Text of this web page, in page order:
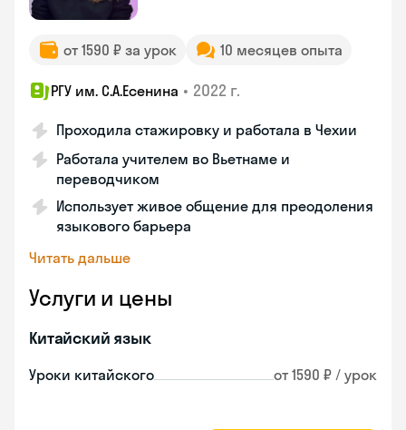
от 1590 ₽ за урок 10 месяцев опыта
РГУ им. С.А.Есенина • 2022 г.
Проходила стажировку и работала в Чехии
Работала учителем во Вьетнаме и
переводчиком
Использует живое общение для преодоления
языкового барьера
Читать дальше
Услуги и цены
Китайский язык
Уроки китайского от 1590 ₽ / урок